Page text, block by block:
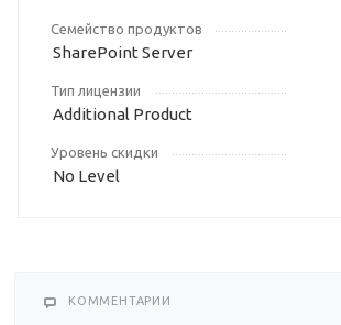
Семейство продуктов
SharePoint Server
Тип лицензии
Additional Product
Уровень скидки
No Level
КОММЕНТАРИИ